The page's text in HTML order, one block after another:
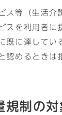
ス等（生活介
スを利用者に
既に達して
認めるときは
規制の